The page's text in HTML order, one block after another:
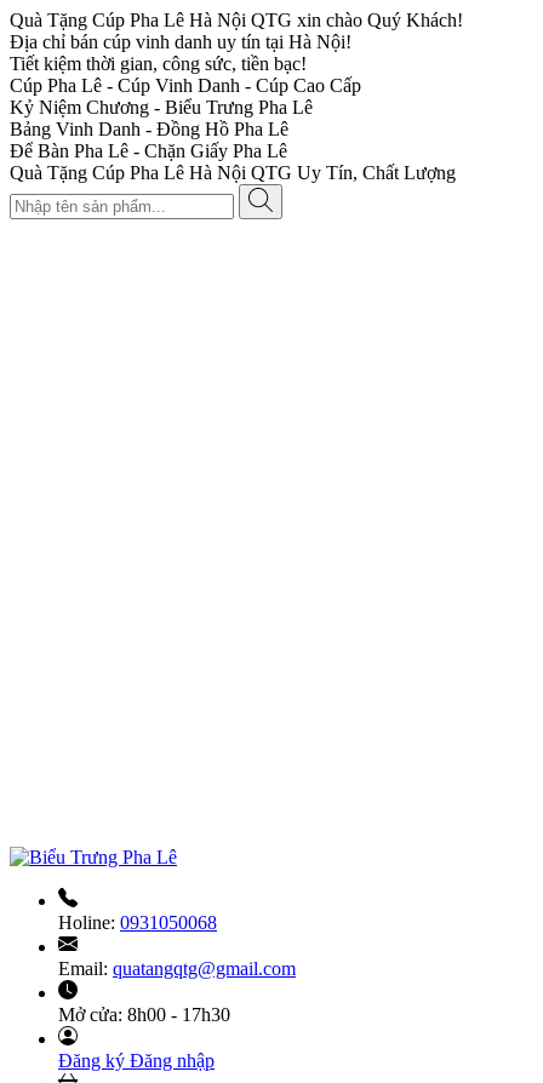
Quà Tặng Cúp Pha Lê Hà Nội QTG xin chào Quý Khách!
Địa chỉ bán cúp vinh danh uy tín tại Hà Nội!
Tiết kiệm thời gian, công sức, tiền bạc!
Cúp Pha Lê - Cúp Vinh Danh - Cúp Cao Cấp
Kỷ Niệm Chương - Biểu Trưng Pha Lê
Bảng Vinh Danh - Đồng Hồ Pha Lê
Để Bàn Pha Lê - Chặn Giấy Pha Lê
Quà Tặng Cúp Pha Lê Hà Nội QTG Uy Tín, Chất Lượng
Holine: 0931050068
Email: quatangqtg@gmail.com
Mở cửa: 8h00 - 17h30
Đăng ký Đăng nhập